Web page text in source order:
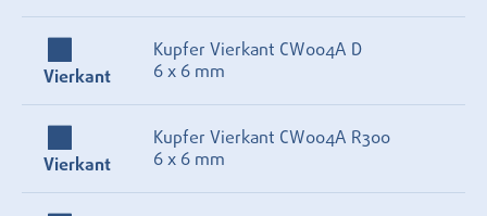
Vierkant
Kupfer Vierkant CW004A D
6 x 6 mm
Vierkant
Kupfer Vierkant CW004A R300
6 x 6 mm